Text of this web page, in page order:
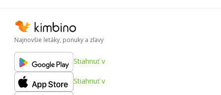
Najnovšie letáky, ponuky a zľavy
Stiahnuť v
Stiahnuť v